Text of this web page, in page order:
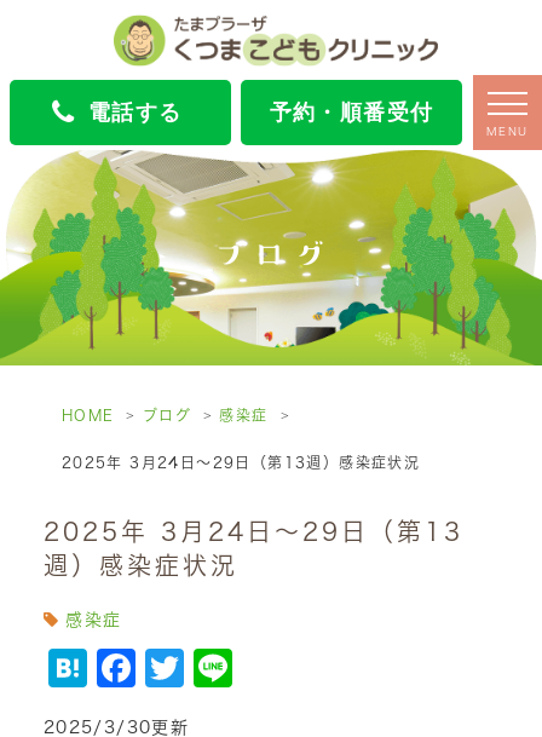
電話する 予約・順番受付
MENU
ブログ
HOME ブログ 感染症
2025年 3月24日～29日（第13週）感染症状況
2025年 3月24日～29日（第13
週）感染症状況
感染症
Hatena
Facebook
Twitter
2025/3/30更新